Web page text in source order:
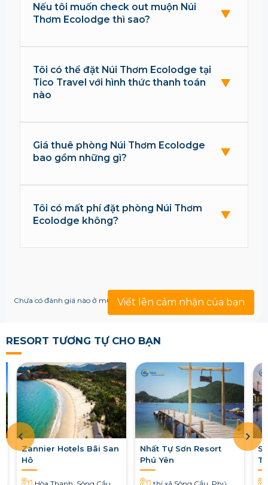
Nếu tôi muốn check out muộn Núi
Thơm Ecolodge thì sao?
Tôi có thể đặt Núi Thơm Ecolodge tại
Tico Travel với hình thức thanh toán
nào
Giá thuê phòng Núi Thơm Ecolodge
bao gồm những gì?
Tôi có mất phí đặt phòng Núi Thơm
Ecolodge không?
Viết lên cảm nhận của bạn
Chưa có đánh giá nào ở mục này!
RESORT TƯƠNG TỰ CHO BẠN
Zannier Hotels Bãi San
Hô
Nhất Tự Sơn Resort
Phú Yên